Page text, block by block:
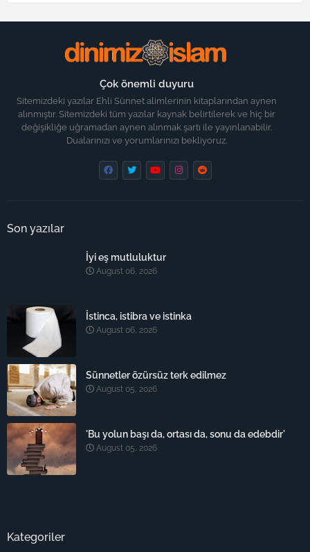
Çok önemli duyuru
Sitemizdeki yazılar Ehli Sünnet alimlerinin kitaplarından aynen
alınmıştır. Sitemizdeki tüm yazılar kaynak belirtilerek ve hiç bir
değişikliğe uğramadan aynen alınmak şartı ile yayınlanabilir.
Dualarınızı ve yorumlarınızı bekliyoruz.
Son yazılar
İyi eş mutluluktur
August 06, 2026
İstinca, istibra ve istinka
August 06, 2026
Sünnetler özürsüz terk edilmez
August 05, 2026
'Bu yolun başı da, ortası da, sonu da edebdir'
August 05, 2026
Kategoriler